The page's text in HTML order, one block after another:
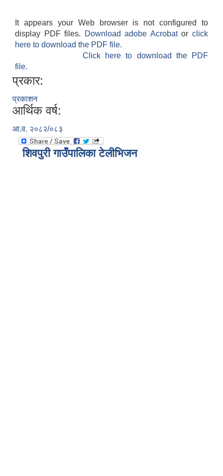
It appears your Web browser is not configured to
display PDF files.
Download adobe Acrobatorclick
here to download the PDF file.
Click here to download the PDF
file.
प्रकार:
प्रकाशन
आर्थिक वर्ष:
आ.व. २०८२/०८३
शिवपुरी गाउँपालिका टेलीभिजन